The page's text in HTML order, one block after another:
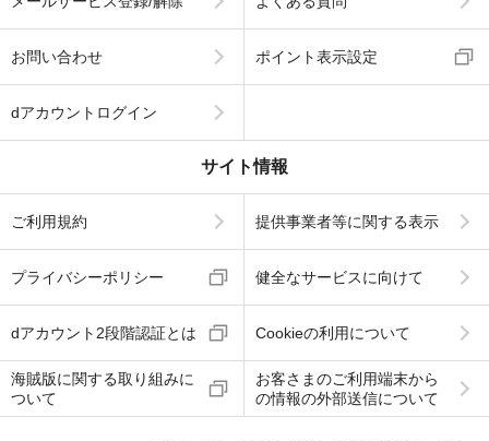
お問い合わせ ポイント表示設定
dアカウントログイン
サイト情報
ご利用規約 提供事業者等に関する表示
プライバシーポリシー 健全なサービスに向けて
dアカウント2段階認証とは Cookieの利用について
海賊版に関する取り組みに
ついて
お客さまのご利用端末から
の情報の外部送信について